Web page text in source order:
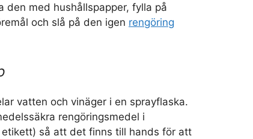
den med hushållspapper, fylla på
och slå på den igen rengöring
vatten och vinäger i en sprayflaska.
rengöringsmedel i
så att det finns till hands för att